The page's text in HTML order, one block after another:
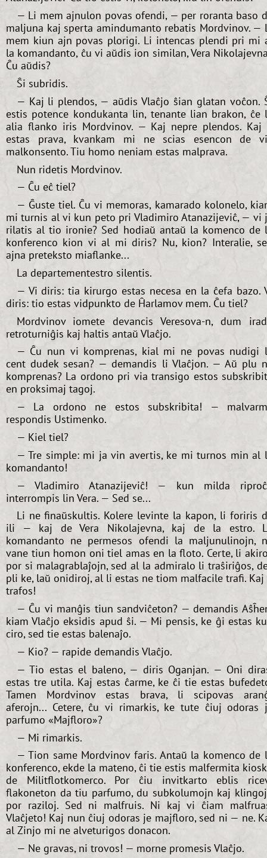
— Li mem ajnulon povas ofendi, — per roranta baso
maljuna kaj sperta amindumanto rebatis Mordvinov. —
mem kiun ajn povas plorigi. Li intencas plendi pri mi
la komandanto, ĉu vi aŭdis ion similan, Vera
Ĉu aŭdis?
Ŝi subridis.
— Kaj li plendos, — aŭdis Vlaĉjo ŝian glatan voĉon.
estis potence kondukanta lin, tenante lian brakon, ĉe
alia flanko iris Mordvinov. — Kaj nepre plendos. Kaj
estas prava, kvankam mi ne scias esencon de
malkonsento. Tiu homo neniam estas malprava.
Nun ridetis Mordvinov.
— Ĉu eĉ tiel?
— Ĝuste tiel. Ĉu vi memoras, kamarado kolonelo,
mi turnis al vi kun peto pri Vladimiro Atanazijeviĉ, — vi
rilatis al tio ironie? Sed hodiaŭ antaŭ la komenco de
konferenco kion vi al mi diris? Nu, kion? Interalie,
ajna preteksto miaflanke...
La departementestro silentis.
— Vi diris: tia kirurgo estas necesa en la ĉefa bazo.
diris: tio estas vidpunkto de Ĥarlamov mem. Ĉu tiel?
Mordvinov iomete devancis Veresova-n, dum
retroturniĝis kaj haltis antaŭ Vlaĉjo.
— Ĉu nun vi komprenas, kial mi ne povas nudigi
cent dudek sesan? — demandis li Vlaĉjon. — Aŭ plu
komprenas? La ordono pri via transigo estos
en proksimaj tagoj.
— La ordono ne estos subskribita! —
respondis Ustimenko.
— Kiel tiel?
— Tre simple: mi ja vin avertis, ke mi turnos min al
komandanto!
— Vladimiro Atanazijeviĉ! — kun milda
interrompis lin Vera. — Sed se...
Li ne finaŭskultis. Kolere levinte la kapon, li foriris
ili — kaj de Vera Nikolajevna, kaj de la estro.
komandanto ne permesos ofendi la maljunulinojn,
vane tiun homon oni tiel amas en la floto. Certe, li
por si malagrablaĵojn, sed al la admiralo li traŝiriĝos,
pli ke, laŭ onidiroj, al li estas ne tiom malfacile trafi.
trafos!
— Ĉu vi manĝis tiun sandviĉeton? — demandis
kiam Vlaĉjo eksidis apud ŝi. — Mi pensis, ke ĝi estas
ciro, sed tie estas balenaĵo.
— Kio? — rapide demandis Vlaĉjo.
— Tio estas el baleno, — diris Oganjan. — Oni
estas tre utila. Kaj estas ĉarme, ke ĉi tie estas
Tamen Mordvinov estas brava, li scipovas
aferojn... Cetere, ĉu vi rimarkis, ke tute ĉiuj odoras
parfumo «Majfloro»?
— Mi rimarkis.
— Tion same Mordvinov faris. Antaŭ la komenco de
konferenco, ekde la mateno, ĉi tie estis malfermita
de Militflotkomerco. Por ĉiu invitkarto eblis
flakoneton da tiu parfumo, du subkolumojn kaj
por raziloj. Sed ni malfruis. Ni kaj vi ĉiam
Vlaĉjeto! Kaj nun ĉiuj odoras je majfloro, sed ni — ne.
al Zinjo mi ne alveturigos donacon.
— Ne gravas, ni trovos! — morne promesis Vlaĉjo.